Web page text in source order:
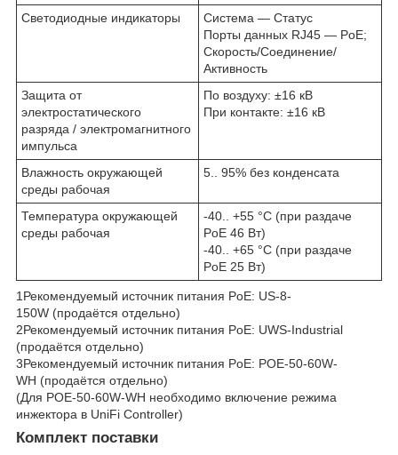
Светодиодные индикаторы
Система — Статус
Порты данных RJ45 — PoE;
Скорость/Соединение/
Активность
Защита от
электростатического
разряда / электромагнитного
импульса
По воздуху: ±16 кВ
При контакте: ±16 кВ
Влажность окружающей
среды рабочая
5.. 95% без конденсата
Температура окружающей
среды рабочая
-40.. +55 °C (при раздаче
PoE 46 Вт)
-40.. +65 °C (при раздаче
PoE 25 Вт)
1Рекомендуемый источник питания PoE: US-8-
150W (продаётся отдельно)
2Рекомендуемый источник питания PoE: UWS-Industrial
(продаётся отдельно)
3Рекомендуемый источник питания PoE: POE-50-60W-
WH (продаётся отдельно)
(Для POE-50-60W-WH необходимо включение режима
инжектора в UniFi Controller)
Комплект поставки